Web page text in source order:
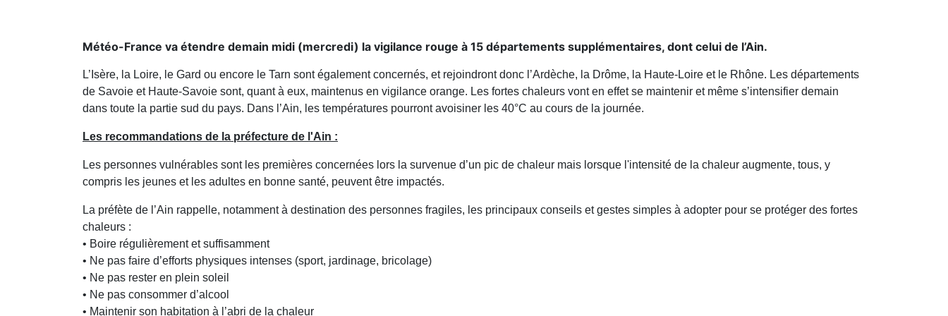
Météo-France va étendre demain midi (mercredi) la vigilance rouge à 15 départements supplémentaires, dont celui de l’Ain.
L’Isère, la Loire, le Gard ou encore le Tarn sont également concernés, et rejoindront donc l’Ardèche, la Drôme, la Haute-Loire et le Rhône. Les départements
de Savoie et Haute-Savoie sont, quant à eux, maintenus en vigilance orange. Les fortes chaleurs vont en effet se maintenir et même s’intensifier demain
dans toute la partie sud du pays. Dans l’Ain, les températures pourront avoisiner les 40°C au cours de la journée.
Les recommandations de la préfecture de l'Ain :
Les personnes vulnérables sont les premières concernées lors la survenue d’un pic de chaleur mais lorsque l'intensité de la chaleur augmente, tous, y
compris les jeunes et les adultes en bonne santé, peuvent être impactés.
La préfète de l’Ain rappelle, notamment à destination des personnes fragiles, les principaux conseils et gestes simples à adopter pour se protéger des fortes
chaleurs :
• Boire régulièrement et suffisamment
• Ne pas faire d’efforts physiques intenses (sport, jardinage, bricolage)
• Ne pas rester en plein soleil
• Ne pas consommer d’alcool
• Maintenir son habitation à l’abri de la chaleur